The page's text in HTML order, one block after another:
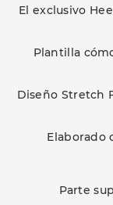
El exclusivo
Plantilla
Diseño Stretch
Elaborado
Parte